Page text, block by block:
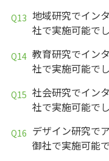
地域研究でイン
社で実施可能で
教育研究でイン
社で実施可能で
社会研究でイン
社で実施可能で
デザイン研究で
御社で実施可能